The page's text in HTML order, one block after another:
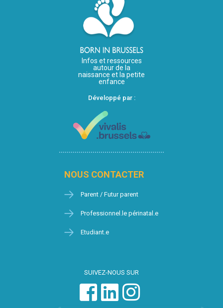
Infos et ressources
autour de la
naissance et la petite
enfance
Développé par :
NOUS CONTACTER
Parent / Futur parent
Professionnel.le périnatal.e
Etudiant.e
SUIVEZ-NOUS SUR